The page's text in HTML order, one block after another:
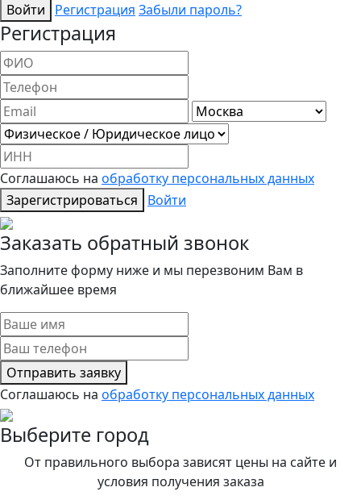
Войти
Регистрация Забыли пароль?
Регистрация
Соглашаюсь на обработку персональных данных
Зарегистрироваться
Войти
Заказать обратный звонок
Заполните форму ниже и мы перезвоним Вам в
ближайшее время
Отправить заявку
Соглашаюсь на обработку персональных данных
Выберите город
От правильного выбора зависят цены на сайте и
условия получения заказа